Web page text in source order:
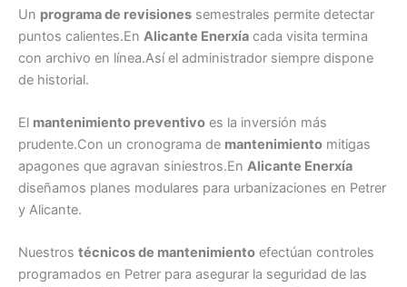
Un programa de revisiones semestrales permite detectar
puntos calientes.En Alicante Enerxía cada visita termina
con archivo en línea.Así el administrador siempre dispone
de historial.
El mantenimiento preventivo es la inversión más
prudente.Con un cronograma de mantenimiento mitigas
apagones que agravan siniestros.En Alicante Enerxía
diseñamos planes modulares para urbanizaciones en Petrer
y Alicante.
Nuestros técnicos de mantenimiento efectúan controles
programados en Petrer para asegurar la seguridad de las